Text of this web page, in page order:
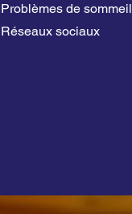
Problèmes de sommeil
Réseaux sociaux